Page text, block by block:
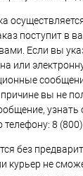
поступит в
Если вы
или
вы не
узнать
телефону: 8
без
курьер не